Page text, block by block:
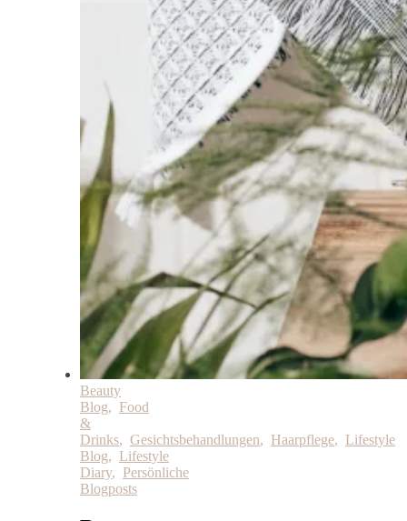
Beauty
Blog, Food
&
Drinks, Gesichtsbehandlungen, Haarpflege, Lifestyle
Blog, Lifestyle
Diary, Persönliche
Blogposts